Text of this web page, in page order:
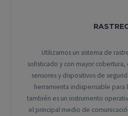
Utilizamos un sistema de
sofisticado y con mayor
sensores y dispositivos de
herramienta indispensable para
también es un instrumento
el principal medio de